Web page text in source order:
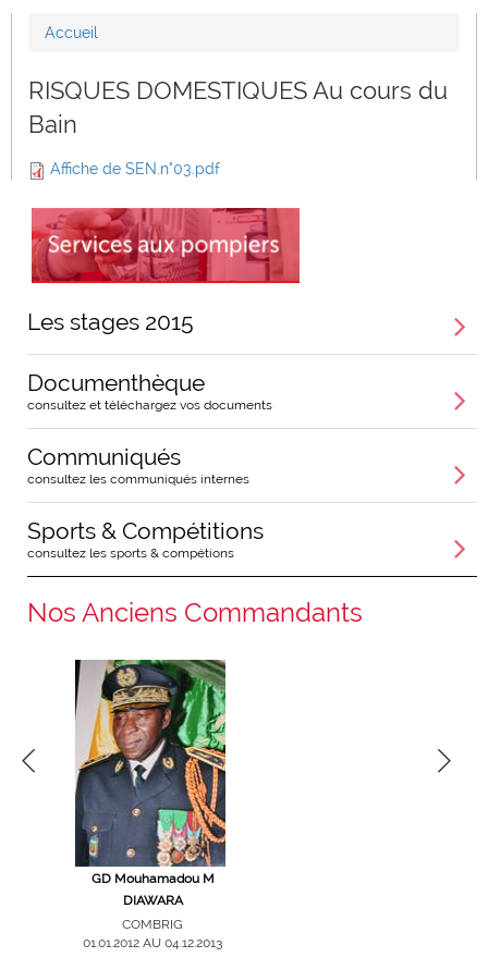
Accueil
RISQUES DOMESTIQUES Au cours du
Bain
Affiche de SEN.n°03.pdf
Les stages 2015
Documenthèque
consultez et téléchargez vos documents
Communiqués
consultez les communiqués internes
Sports & Compétitions
consultez les sports & compétions
Nos Anciens Commandants
GD Mouhamadou M
DIAWARA
COMBRIG
01.01.2012 AU 04.12.2013